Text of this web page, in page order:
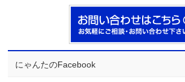
にゃんたのFacebook